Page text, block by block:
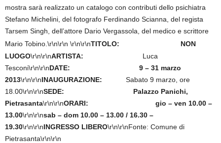
mostra sarà realizzato un catalogo con contributi dello psichiatra
Stefano Michelini, del fotografo Ferdinando Scianna, del regista
Tarsem Singh, dell’attore Dario Vergassola, del medico e scrittore
Mario Tobino.\r\n\r\n \r\n\r\nTITOLO:
NON
LUOGO\r\n\r\nARTISTA:
Luca
Tesconi\r\n\r\nDATE:
9 – 31 marzo
2013\r\n\r\nINAUGURAZIONE: Sabato 9 marzo, ore
18.00\r\n\r\nSEDE:
Palazzo Panichi,
Pietrasanta\r\n\r\nORARI:
gio – ven 10.00 –
13.00\r\n\r\nsab – dom 10.00 – 13.00 / 16.30 –
19.30\r\n\r\nINGRESSO LIBERO\r\n\r\nFonte: Comune di
Pietrasanta\r\n\r\n